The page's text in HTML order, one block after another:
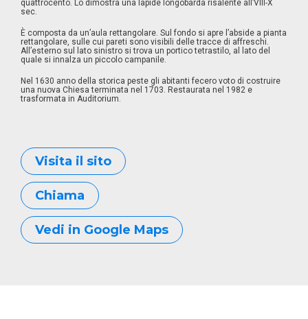
quattrocento. Lo dimostra una lapide longobarda risalente all’VIII-X
sec.
È composta da un’aula rettangolare. Sul fondo si apre l’abside a pianta
rettangolare, sulle cui pareti sono visibili delle tracce di affreschi.
All’esterno sul lato sinistro si trova un portico tetrastilo, al lato del
quale si innalza un piccolo campanile.
Nel 1630 anno della storica peste gli abitanti fecero voto di costruire
una nuova Chiesa terminata nel 1703. Restaurata nel 1982 e
trasformata in Auditorium.
Visita il sito
Chiama
Vedi in Google Maps